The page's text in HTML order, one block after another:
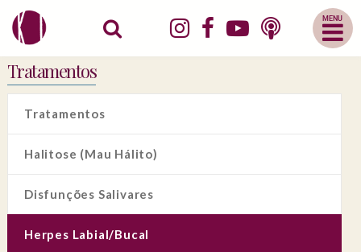
Abrir
Menu
Mobile
Tratamentos
Tratamentos
Halitose (Mau Hálito)
Disfunções Salivares
Herpes Labial/Bucal